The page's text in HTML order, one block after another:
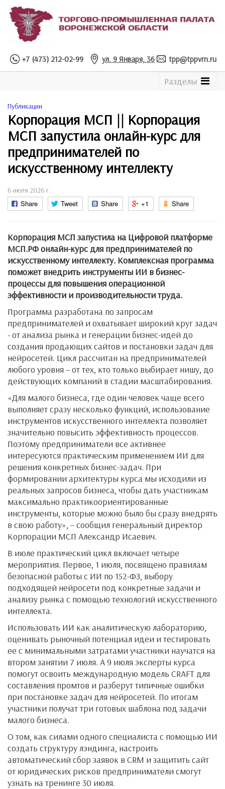
+7 (473) 212-02-99 ул. 9 Января, 36 tpp@tppvrn.ru
See
the
Разделы
Публикации
Корпорация МСП || Корпорация
МСП запустила онлайн-курс для
предпринимателей по
искусственному интеллекту
6 июля 2026 г.
Share Tweet Share +1 Share
Корпорация МСП запустила на Цифровой платформе
МСП.РФ онлайн-курс для предпринимателей по
искусственному интеллекту. Комплексная программа
поможет внедрить инструменты ИИ в бизнес-
процессы для повышения операционной
эффективности и производительности труда.
Программа разработана по запросам
предпринимателей и охватывает широкий круг задач
- от анализа рынка и генерации бизнес-идей до
создания продающих сайтов и постановки задач для
нейросетей. Цикл рассчитан на предпринимателей
любого уровня – от тех, кто только выбирает нишу, до
действующих компаний в стадии масштабирования.
«Для малого бизнеса, где один человек чаще всего
выполняет сразу несколько функций, использование
инструментов искусственного интеллекта позволяет
значительно повысить эффективность процессов.
Поэтому предприниматели все активнее
интересуются практическим применением ИИ для
решения конкретных бизнес-задач. При
формировании архитектуры курса мы исходили из
реальных запросов бизнеса, чтобы дать участникам
максимально практикоориентированные
инструменты, которые можно было бы сразу внедрять
в свою работу», – сообщил генеральный директор
Корпорации МСП Александр Исаевич.
В июле практический цикл включает четыре
мероприятия. Первое, 1 июля, посвящено правилам
безопасной работы с ИИ по 152-ФЗ, выбору
подходящей нейросети под конкретные задачи и
анализу рынка с помощью технологий искусственного
интеллекта.
Использовать ИИ как аналитическую лабораторию,
оценивать рыночный потенциал идеи и тестировать
ее с минимальными затратами участники научатся на
втором занятии 7 июля. А 9 июля эксперты курса
помогут освоить международную модель CRAFT для
составления промтов и разберут типичные ошибки
при постановке задач для нейросетей. По итогам
участники получат три готовых шаблона под задачи
малого бизнеса.
О том, как силами одного специалиста с помощью ИИ
создать структуру лэндинга, настроить
автоматический сбор заявок в CRM и защитить сайт
от юридических рисков предприниматели смогут
узнать на тренинге 30 июля.